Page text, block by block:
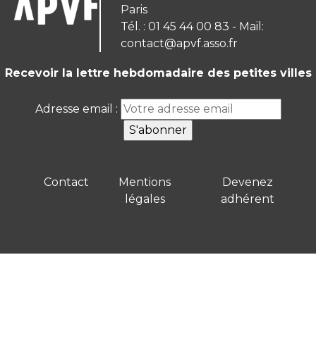
Paris
Tél. : 01 45 44 00 83 - Mail:
contact@apvf.asso.fr
Recevoir la lettre hebdomadaire des petites villes
Adresse email :
Contact
Mentions
légales
Devenez
adhérent